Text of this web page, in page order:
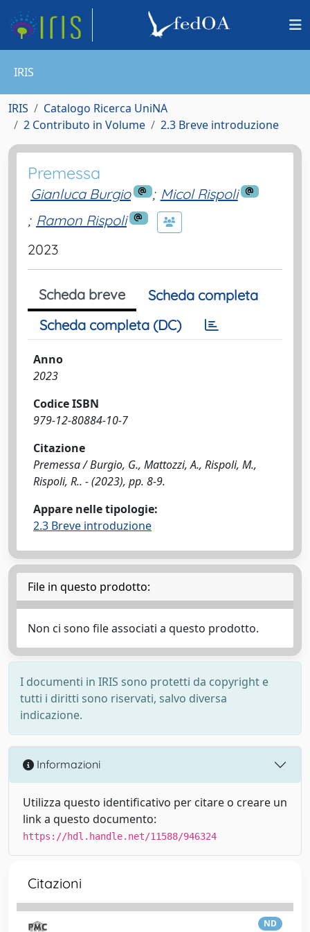
IRIS
IRIS
Catalogo Ricerca UniNA
2 Contributo in Volume
2.3 Breve introduzione
Premessa
Gianluca Burgio ; Micol Rispoli
; Ramon Rispoli
2023
Scheda breve
Scheda completa
Scheda completa (DC)
Anno
2023
Codice ISBN
979-12-80884-10-7
Citazione
Premessa / Burgio, G., Mattozzi, A., Rispoli, M.,
Rispoli, R.. - (2023), pp. 8-9.
Appare nelle tipologie:
2.3 Breve introduzione
File in questo prodotto:
Non ci sono file associati a questo prodotto.
I documenti in IRIS sono protetti da copyright e
tutti i diritti sono riservati, salvo diversa
indicazione.
Informazioni
Utilizza questo identificativo per citare o creare un
link a questo documento:
https://hdl.handle.net/11588/946324
Citazioni
ND